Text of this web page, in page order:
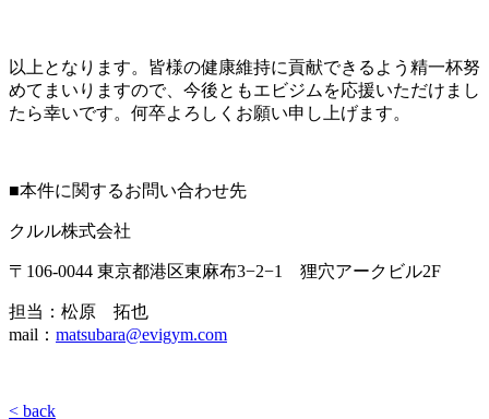
以上となります。皆様の健康維持に貢献できるよう精一杯努
めてまいりますので、今後ともエビジムを応援いただけまし
たら幸いです。何卒よろしくお願い申し上げます。
■本件に関するお問い合わせ先
クルル株式会社
〒106-0044 東京都港区東麻布3−2−1 狸穴アークビル2F
担当：松原 拓也
mail： matsubara@evigym.com
< back